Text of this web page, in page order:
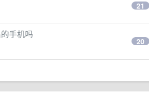
21
手机吗
20